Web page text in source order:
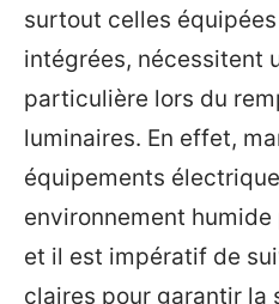
surtout celles
intégrées, nécessitent
particulière lors du
luminaires. En effet,
équipements
environnement
et il est impératif de
claires pour garantir la